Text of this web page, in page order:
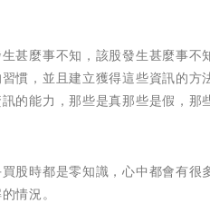
甚麼事不知，該股發生甚麼事
慣，並且建立獲得這些資訊的方
的能力，那些是真那些是假，那
股時都是零知識，心中都會有
情況。